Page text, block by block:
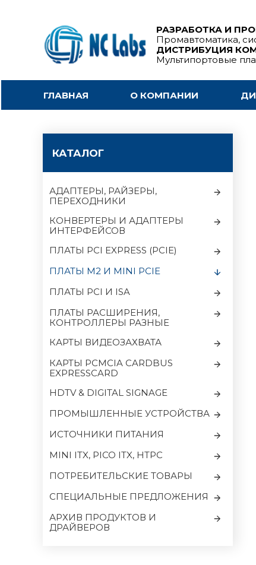
РАЗРАБОТКА И
Промавтоматика,
ДИСТРИБУЦИЯ
Мультипортовые
ГЛАВНАЯ О КОМПАНИИ
КАТАЛОГ
АДАПТЕРЫ, РАЙЗЕРЫ,
ПЕРЕХОДНИКИ
КОНВЕРТЕРЫ И АДАПТЕРЫ
ИНТЕРФЕЙСОВ
ПЛАТЫ PCI EXPRESS (PCIE)
ПЛАТЫ M2 И MINI PCIE
ПЛАТЫ PCI И ISA
ПЛАТЫ РАСШИРЕНИЯ,
КОНТРОЛЛЕРЫ РАЗНЫЕ
КАРТЫ ВИДЕОЗАХВАТА
КАРТЫ PCMCIA CARDBUS
EXPRESSCARD
HDTV & DIGITAL SIGNAGE
ПРОМЫШЛЕННЫЕ УСТРОЙСТВА
ИСТОЧНИКИ ПИТАНИЯ
MINI ITX, PICO ITX, HTPC
ПОТРЕБИТЕЛЬСКИЕ ТОВАРЫ
CПЕЦИАЛЬНЫЕ ПРЕДЛОЖЕНИЯ
АРХИВ ПРОДУКТОВ И
ДРАЙВЕРОВ